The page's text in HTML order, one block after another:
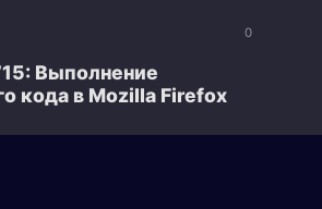
0
Выполнение
кода в Mozilla Firefox